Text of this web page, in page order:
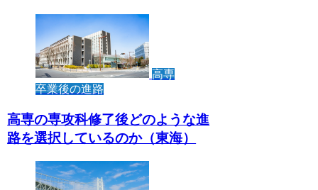
高専
卒業後の進路
高専の専攻科修了後どのような進
路を選択しているのか（東海）